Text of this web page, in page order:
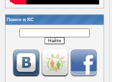
Поиск в КС